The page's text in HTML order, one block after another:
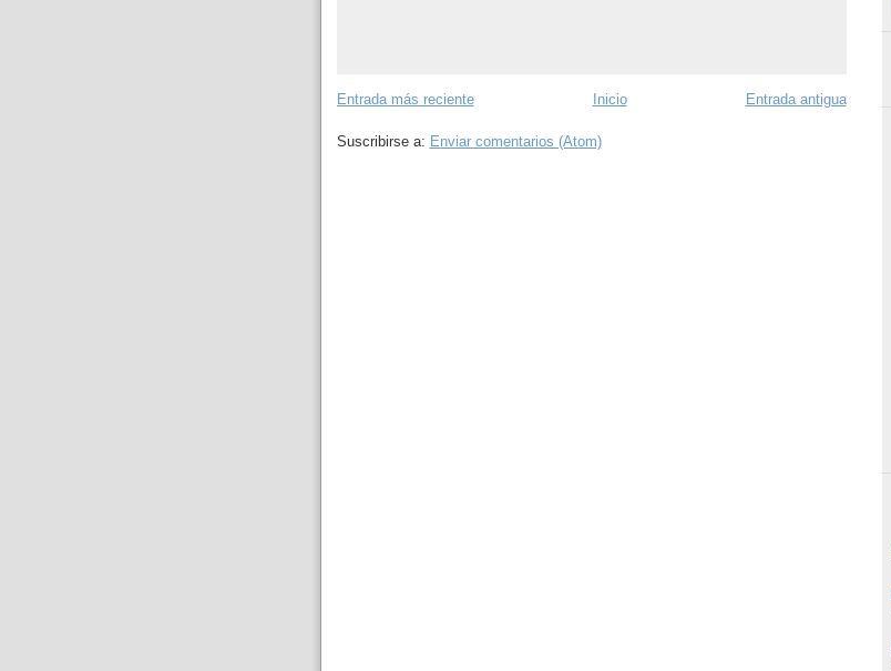
Entrada más reciente Entrada antigua
Inicio
Suscribirse a: Enviar comentarios (Atom)